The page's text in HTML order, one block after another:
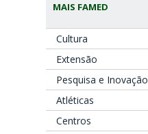
MAIS FAMED
Cultura
Extensão
Pesquisa e Inovação
Atléticas
Centros